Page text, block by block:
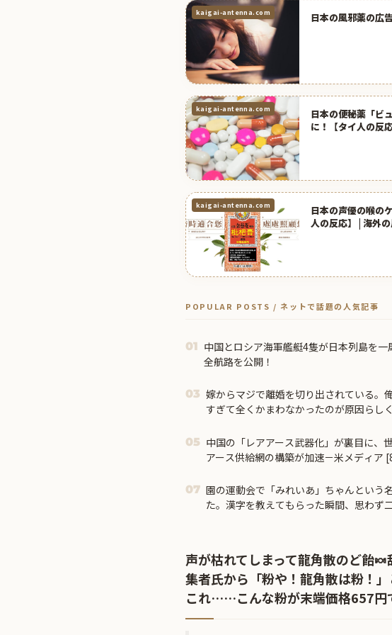
kaigai-antenna.com 日本の風邪薬の広
kaigai-antenna.com
日本の便秘薬「ビ
に！【タイ人の反応
kaigai-antenna.com
日本の声優の喉の
人の反応】 | 海外
POPULAR POSTS / ネットで話題の人気記事
01 中国とロシア海軍艦艇4隻が日本列島を
全航路を公開！
03 嫁からマジで離婚を切り出されている。
すぎて全くかまわなかったのが原因らし
05 中国の「レアアース武器化」が裏目に、
アース供給網の構築が加速－米メディア
07 園の運動会で「みれいあ」ちゃんという
た。漢字を教えてもらった瞬間、思わず
声が枯れてしまって龍角散のど飴
集者氏から「粉や！龍角散は粉！
これ……こんな粉が末端価格657円